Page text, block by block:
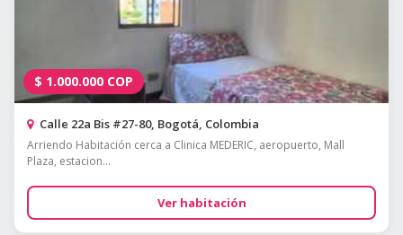
$ 1.000.000 COP
Calle 22a Bis #27-80, Bogotá, Colombia
Arriendo Habitación cerca a Clinica MEDERIC, aeropuerto, Mall
Plaza, estacion...
Ver habitación